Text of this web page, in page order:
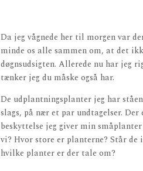
Da jeg vågnede her til morgen var
minde os alle sammen om, at det
døgnsudsigten. Allerede nu har jeg
tænker jeg du måske også har.
De udplantningsplanter jeg har
slags, på nær et par undtagelser.
beskyttelse jeg giver min
vi? Hvor store er planterne? Står
hvilke planter er der tale om?